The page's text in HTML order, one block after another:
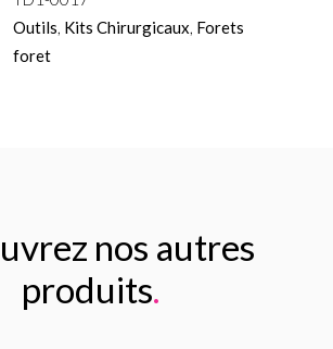
Outils, Kits Chirurgicaux, Forets
foret
nos autres
produits.